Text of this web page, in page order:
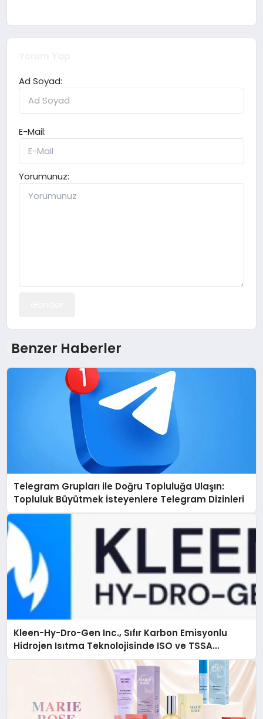
Ad Soyad:
E-Mail:
Yorumunuz:
Benzer Haberler
Telegram Grupları ile Doğru Topluluğa Ulaşın:
Topluluk Büyütmek İsteyenlere Telegram Dizinleri
Kleen-Hy-Dro-Gen Inc., Sıfır Karbon Emisyonlu
Hidrojen Isıtma Teknolojisinde ISO ve TSSA
Düzenleyici Onaylarını Aldı